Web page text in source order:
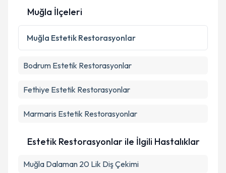
Kişisel verilerimin işlenmesine ilişkinAydınlatma
Metni
'ni okudum ve kişisel verilerimin belirtilen
kapsamda işlenmesini kabul ediyorum.
Muğla İlçeleri
Muğla Estetik Restorasyonlar
Bodrum Estetik Restorasyonlar
Fethiye Estetik Restorasyonlar
Marmaris Estetik Restorasyonlar
Estetik Restorasyonlar ile İlgili Hastalıklar
Muğla Dalaman 20 Lik Diş Çekimi